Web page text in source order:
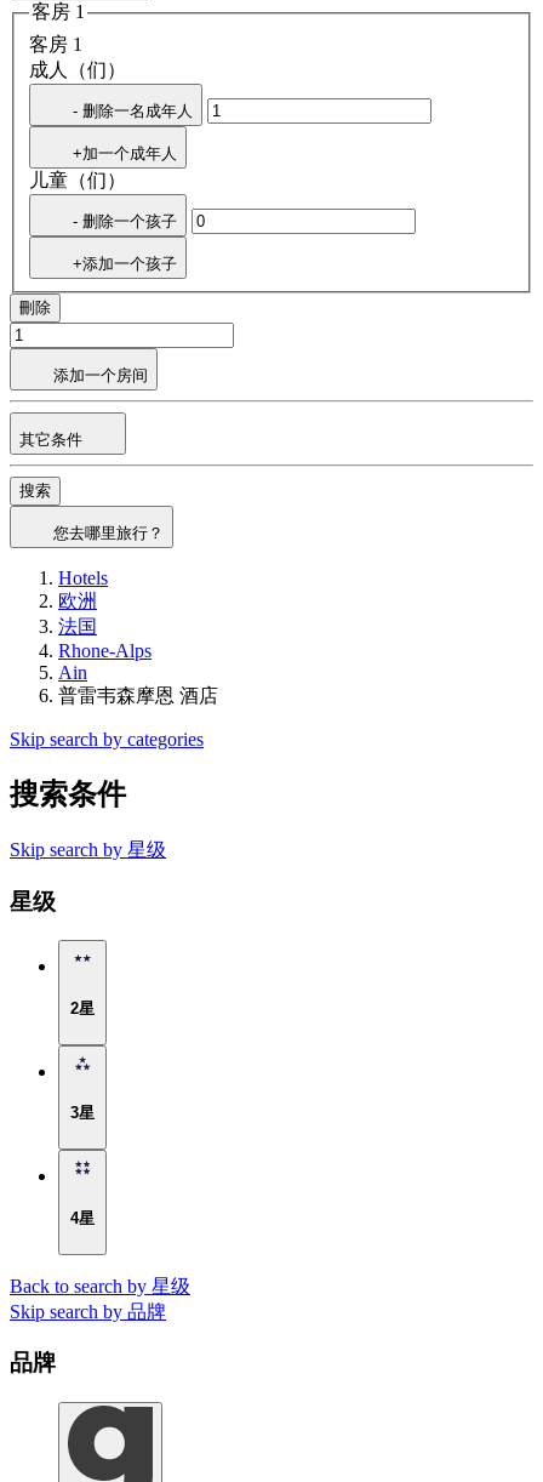
客房 1
客房 1
成人（们）
- 删除一名成年人
+加一个成年人
儿童（们）
- 删除一个孩子
+添加一个孩子
刪除
添加一个房间
其它条件
搜索
您去哪里旅行？
Hotels
欧洲
法国
Rhone-Alps
Ain
普雷韦森摩恩 酒店
Skip search by categories
搜索条件
Skip search by 星级
星级
2星
3星
4星
Back to search by 星级
Skip search by 品牌
品牌